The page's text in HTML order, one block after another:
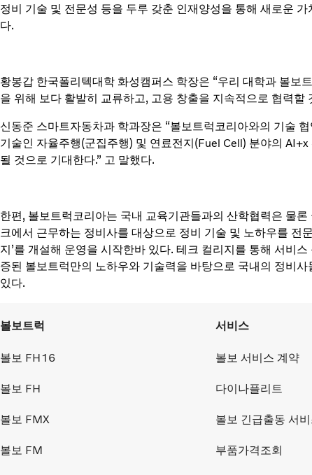
정비 기술 및 전문성 등을 두루 갖춘 인재양성을 통해 새로운
다.
황봉갑 한국폴리텍대학 화성캠퍼스 학장은 “우리 대학과 볼보
을 위해 보다 활발히 교류하고, 고용 창출을 지속적으로 협력할
신동준 스마트자동차과 학과장은 “볼보트럭코리아와의 기술
기술인 자율주행(군집주행) 및 연료전지(Fuel Cell) 분야의
될 것으로 기대한다.” 고 말했다.
한편, 볼보트럭코리아는 국내 교육기관들과의 산학협력은 물
크에서 근무하는 정비사를 대상으로 정비 기술 및 노하우를 전
지’를 개설해 운영을 시작한바 있다. 테크 컬리지를 통해 서비
증된 볼보트럭만의 노하우와 기술력을 바탕으로 국내의 정비
있다.
볼보트럭
볼보 FH16
볼보 FH
볼보 FMX
볼보 FM
서비스
볼보 서비스 계약
다이나플리트
볼보 긴급출동 서
부품가격조회